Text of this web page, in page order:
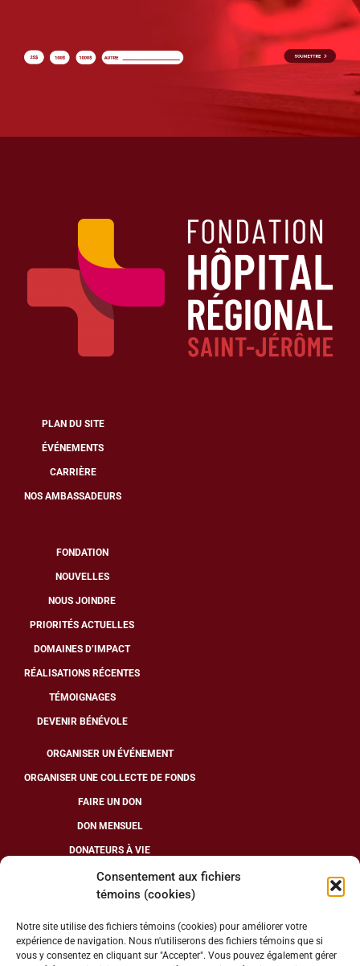
Consentement aux fichiers
témoins (cookies)
Notre site utilise des fichiers témoins (cookies) pour améliorer votre
expérience de navigation. Nous n'utiliserons des fichiers témoins que si
vous y consentez en cliquant sur "Accepter". Vous pouvez également gérer
PLAN DU SITE
ÉVÉNEMENTS
CARRIÈRE
NOS AMBASSADEURS
FONDATION
NOUVELLES
NOUS JOINDRE
PRIORITÉS ACTUELLES
DOMAINES D’IMPACT
RÉALISATIONS RÉCENTES
TÉMOIGNAGES
DEVENIR BÉNÉVOLE
ORGANISER UN ÉVÉNEMENT
ORGANISER UNE COLLECTE DE FONDS
FAIRE UN DON
DON MENSUEL
DONATEURS À VIE
SUIVEZ-NOUS